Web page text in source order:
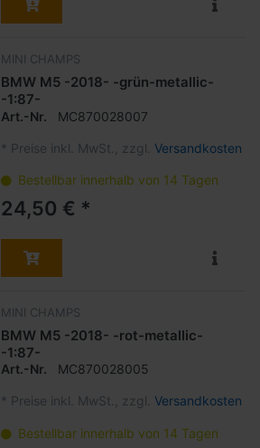
MINI CHAMPS
BMW M5 -2018- -grün-metallic-
-1:87-
Art.-Nr. MC870028007
* Preise inkl. MwSt., zzgl. Versandkosten
Bestellbar innerhalb von 14 Tagen
24,50 € *
MINI CHAMPS
BMW M5 -2018- -rot-metallic-
-1:87-
Art.-Nr. MC870028005
* Preise inkl. MwSt., zzgl. Versandkosten
Bestellbar innerhalb von 14 Tagen